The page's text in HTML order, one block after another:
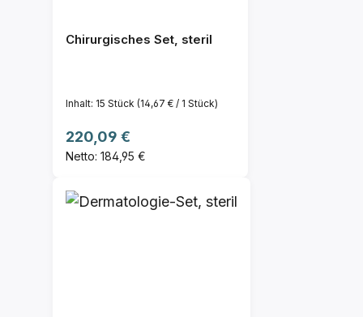
Chirurgisches Set, steril
Inhalt: 15 Stück (14,67 € / 1 Stück)
Regulärer Preis:
220,09 €
Netto: 184,95 €